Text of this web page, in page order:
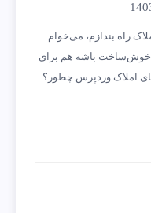
راه بندازم، می‌خوام
خوش‌ساخت باشه هم برای
املاک وردپرس چطور؟